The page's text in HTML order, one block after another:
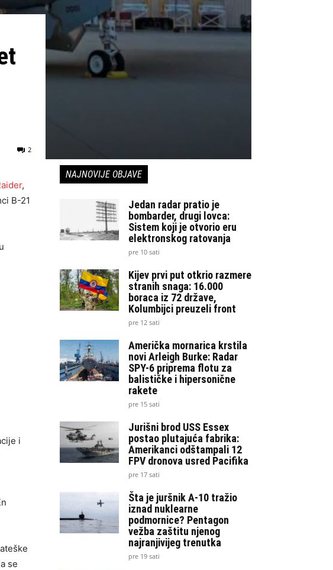
2
,
B-21
i
se
NAJNOVIJE OBJAVE
Jedan radar pratio je
bombarder, drugi lovca:
Sistem koji je otvorio eru
elektronskog ratovanja
pre 10 sati
Kijev prvi put otkrio razmere
stranih snaga: 16.000
boraca iz 72 države,
Kolumbijci preuzeli front
pre 12 sati
Američka mornarica krstila
novi Arleigh Burke: Radar
SPY-6 priprema flotu za
balističke i hipersonične
rakete
pre 15 sati
Jurišni brod USS Essex
postao plutajuća fabrika:
Amerikanci odštampali 12
FPV dronova usred Pacifika
pre 17 sati
Šta je juršnik A-10 tražio
iznad nuklearne
podmornice? Pentagon
vežba zaštitu njenog
najranjivijeg trenutka
pre 19 sati